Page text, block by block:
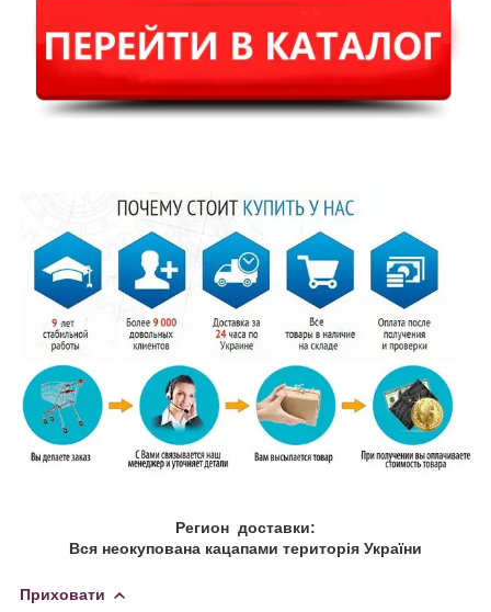
Регион доставки:
Вся неокупована кацапами територія України
Приховати